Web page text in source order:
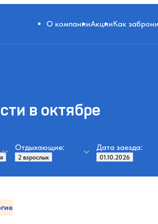
О компанииАкцииКак
в октябре
Отдыхающие: Дата заезда: